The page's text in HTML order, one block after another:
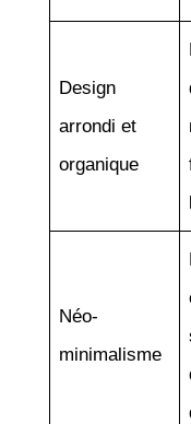
Design
arrondi et
organique
Néo-
minimalisme